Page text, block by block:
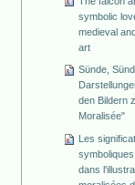
symbolic
medieval
art
Sünde,
den Bildern
Moralisée"
Les
dans